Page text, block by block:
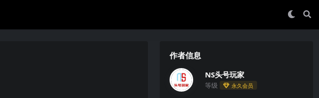
作者信息
NS头号玩家
等级 永久会员